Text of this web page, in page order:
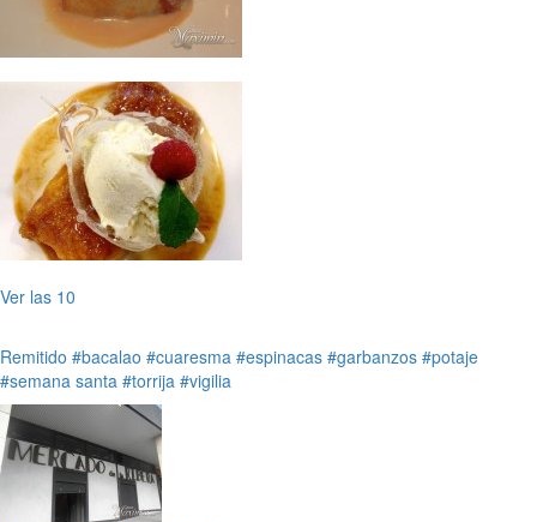
Ver las 10
Remitido #bacalao #cuaresma #espinacas #garbanzos #potaje
#semana santa #torrija #vigilia